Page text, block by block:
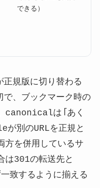
できる）
正規版に切り替わる
、ブックマーク時の
canonicalは「あく
が別のURLを正規と
方を併用しているサ
は301の転送先と
致するように揃える